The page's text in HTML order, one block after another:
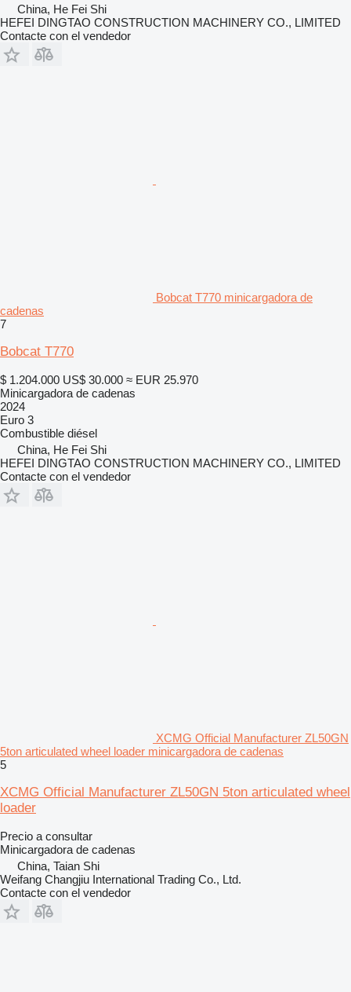
China, He Fei Shi
HEFEI DINGTAO CONSTRUCTION MACHINERY CO., LIMITED
Contacte con el vendedor
Bobcat T770 minicargadora de
cadenas
7
Bobcat T770
$ 1.204.000 US$ 30.000 ≈ EUR 25.970
Minicargadora de cadenas
2024
Euro 3
Combustible diésel
China, He Fei Shi
HEFEI DINGTAO CONSTRUCTION MACHINERY CO., LIMITED
Contacte con el vendedor
XCMG Official Manufacturer ZL50GN
5ton articulated wheel loader minicargadora de cadenas
5
XCMG Official Manufacturer ZL50GN 5ton articulated wheel
loader
Precio a consultar
Minicargadora de cadenas
China, Taian Shi
Weifang Changjiu International Trading Co., Ltd.
Contacte con el vendedor